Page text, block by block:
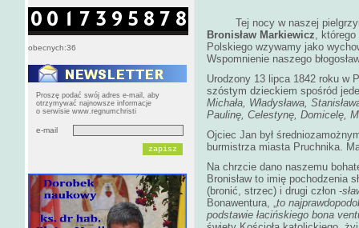
obecnych:36
Proszę podać swój adres e-mail, aby
otrzymywać najnowsze informacje
o serwisie www.regnumchristi
e-mail
Tej nocy w naszej
Bronisław Markiewicz,
Polskiego wzywamy jako
Wspomnienie naszego
Urodzony 13 lipca 1842 roku w
szóstym dzieckiem spośród
Michała, Władysława,
Paulinę, Celestynę, Domicelę,
Ojciec Jan był
burmistrza miasta Pruchnika.
Na chrzcie dano naszemu
Bronisław to imię pochodzenia
(bronić, strzec) i drugi człon -
Bonawentura, „to
podstawie łacińskiego bona